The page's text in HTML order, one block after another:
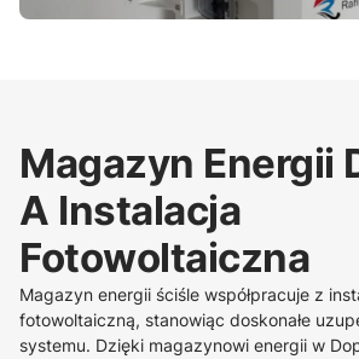
Magazyn Energii
A Instalacja
Fotowoltaiczna
Magazyn energii ściśle współpracuje z
fotowoltaiczną, stanowiąc doskonałe
systemu. Dzięki magazynowi energii w